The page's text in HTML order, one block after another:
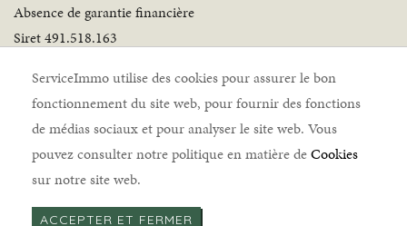
ServiceImmo utilise des cookies pour assurer le bon
fonctionnement du site web, pour fournir des fonctions
de médias sociaux et pour analyser le site web. Vous
pouvez consulter notre politique en matière deCookies
sur notre site web.
ACCEPTER ET FERMER
Absence de garantie financière
Siret 491.518.163
Suivez-nous